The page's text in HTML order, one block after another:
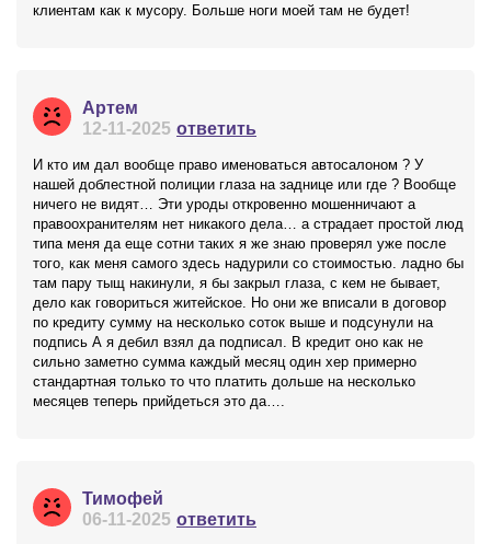
клиентам как к мусору. Больше ноги моей там не будет!
Артем
12-11-2025 ответить
И кто им дал вообще право именоваться автосалоном ? У
нашей доблестной полиции глаза на заднице или где ? Вообще
ничего не видят… Эти уроды откровенно мошенничают а
правоохранителям нет никакого дела… а страдает простой люд
типа меня да еще сотни таких я же знаю проверял уже после
того, как меня самого здесь надурили со стоимостью. ладно бы
там пару тыщ накинули, я бы закрыл глаза, с кем не бывает,
дело как говориться житейское. Но они же вписали в договор
по кредиту сумму на несколько соток выше и подсунули на
подпись А я дебил взял да подписал. В кредит оно как не
сильно заметно сумма каждый месяц один хер примерно
стандартная только то что платить дольше на несколько
месяцев теперь прийдеться это да….
Тимофей
06-11-2025 ответить